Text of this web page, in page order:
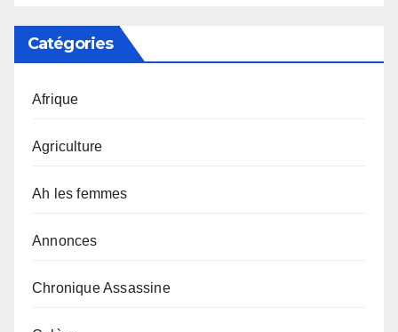
Catégories
Afrique
Agriculture
Ah les femmes
Annonces
Chronique Assassine